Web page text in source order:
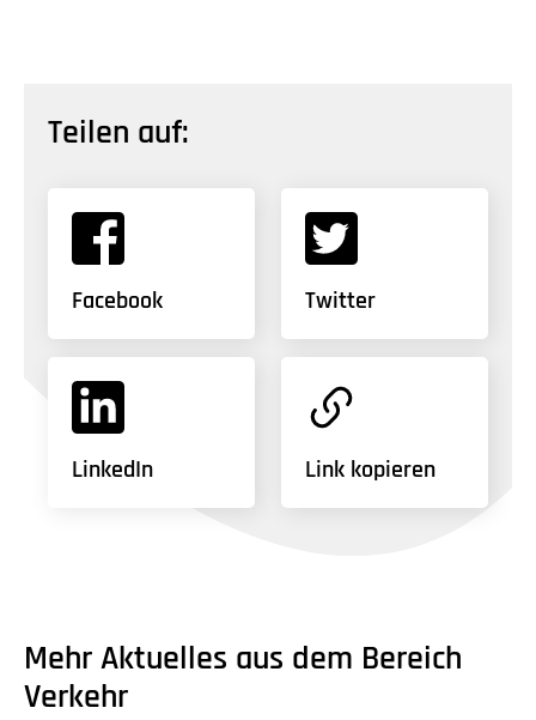
Teilen auf:
Facebook Twitter
LinkedIn Link kopieren
Mehr Aktuelles aus dem Bereich
Verkehr